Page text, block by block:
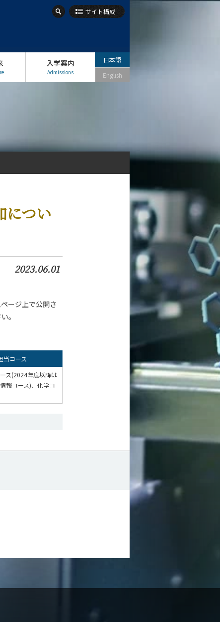
サイト構成
入学案内
Admissions
日本語
English
につい
2023.06.01
ージ上で公開さ
。
当コース
ス(2024年度以降は
報コース)、化学コ